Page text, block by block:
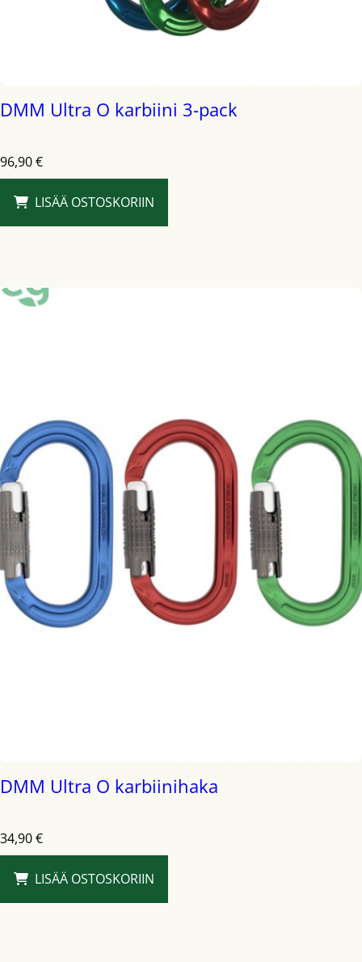
DMM Ultra O karbiini 3-pack
96,90€
LISÄÄ OSTOSKORIIN
DMM Ultra O karbiinihaka
34,90€
LISÄÄ OSTOSKORIIN